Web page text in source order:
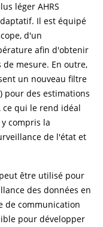
léger AHRS
Il est équipé
d'un
afin d'obtenir
mesure. En outre,
un nouveau filtre
pour des estimations
qui le rend idéal
compris la
de l'état et
peut être utilisé pour
des données en
de communication
pour développer